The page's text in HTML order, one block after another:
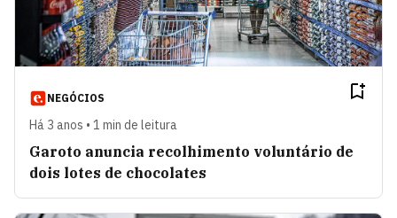
NEGÓCIOS
Há 3 anos • 1 min de leitura
Garoto anuncia recolhimento voluntário de
dois lotes de chocolates